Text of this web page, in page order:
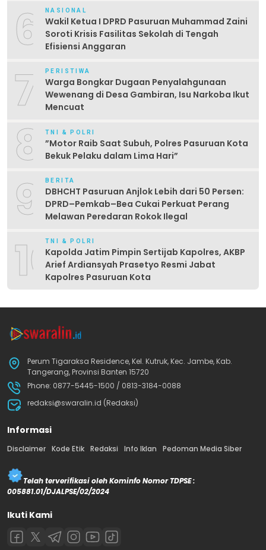
6 NASIONAL
Wakil Ketua I DPRD Pasuruan Muhammad Zaini
Soroti Krisis Fasilitas Sekolah di Tengah
Efisiensi Anggaran
7 PERISTIWA
Warga Bongkar Dugaan Penyalahgunaan
Wewenang di Desa Gambiran, Isu Narkoba Ikut
Mencuat
8 TNI & POLRI
‎”Motor Raib Saat Subuh, Polres Pasuruan Kota
Bekuk Pelaku dalam Lima Hari” ‎
9 BERITA
DBHCHT Pasuruan Anjlok Lebih dari 50 Persen:
DPRD–Pemkab–Bea Cukai Perkuat Perang
Melawan Peredaran Rokok Ilegal
10TNI & POLRI
Kapolda Jatim Pimpin Sertijab Kapolres, AKBP
Arief Ardiansyah Prasetyo Resmi Jabat
Kapolres Pasuruan Kota
Perum Tigaraksa Residence, Kel. Kutruk, Kec. Jambe, Kab.
Tangerang, Provinsi Banten 15720
Phone: 0877-5445-1500 / 0813-3184-0088
redaksi@swaralin.id (Redaksi)
Informasi
Disclaimer Kode Etik Redaksi Info Iklan Pedoman Media Siber
Telah terverifikasi oleh Kominfo Nomor TDPSE :
005881.01/DJALPSE/02/2024
Ikuti Kami